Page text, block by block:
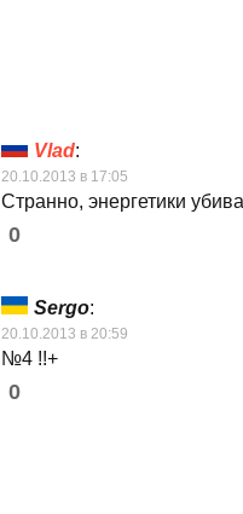
Vlad:
20.10.2013 в 17:05
Странно, энергетики
0
Sergo:
20.10.2013 в 20:59
№4 !!+
0